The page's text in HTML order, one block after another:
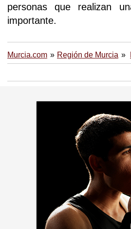
personas que realizan
importante.
Murcia.com Región de Murcia